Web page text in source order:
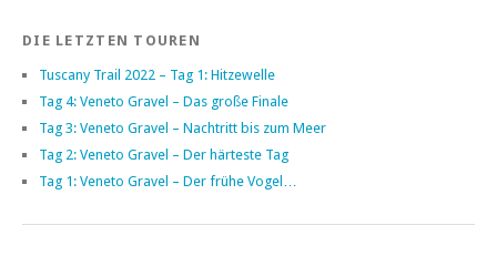
DIE LETZTEN TOUREN
Tuscany Trail 2022 – Tag 1: Hitzewelle
Tag 4: Veneto Gravel – Das große Finale
Tag 3: Veneto Gravel – Nachtritt bis zum Meer
Tag 2: Veneto Gravel – Der härteste Tag
Tag 1: Veneto Gravel – Der frühe Vogel…